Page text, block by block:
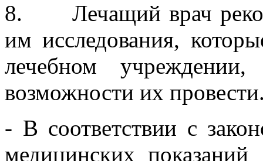
8. Лечащий врач
им исследования,
лечебном
возможности их
- В соответствии с
медицинских показаний